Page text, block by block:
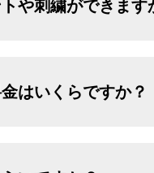
や刺繍ができます
はいくらですか？